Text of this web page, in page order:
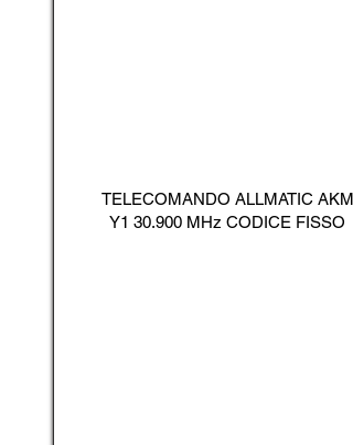
TELECOMANDO ALLMATIC AKM
Y1 30.900 MHz CODICE FISSO